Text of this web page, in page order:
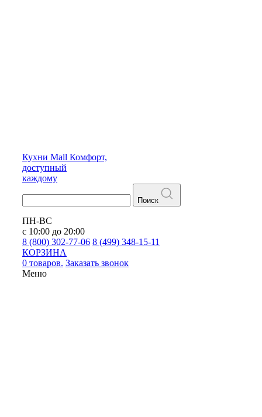
Кухни Mall Комфорт,
доступный
каждому
Поиск
ПН-ВС
с 10:00 до 20:00
8 (800) 302-77-06 8 (499) 348-15-11
КОРЗИНА
0 товаров. Заказать звонок
Меню